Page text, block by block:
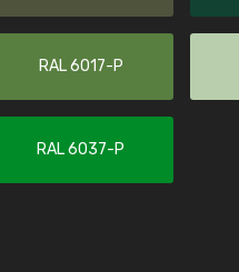
RAL 6017-P
RAL 6037-P